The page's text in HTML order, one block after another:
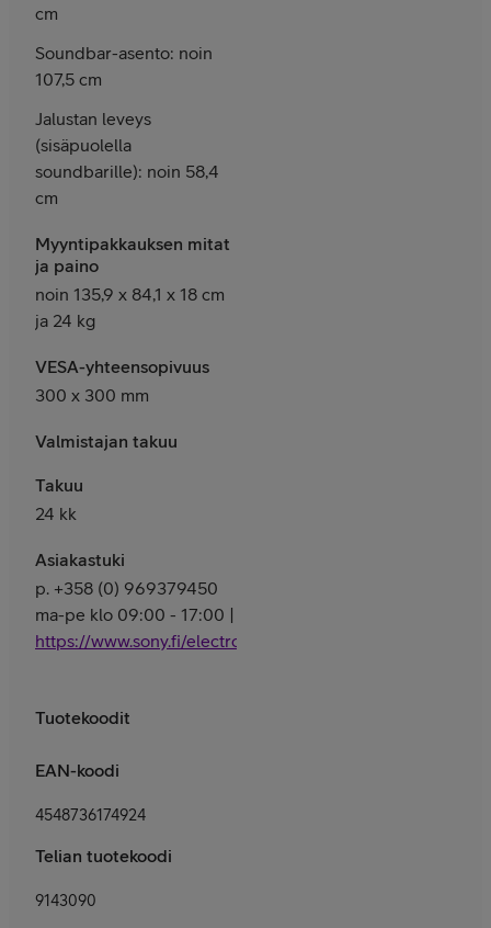
cm
Soundbar-asento: noin
107,5 cm
Jalustan leveys
(sisäpuolella
soundbarille): noin 58,4
cm
Myyntipakkauksen mitat
ja paino
noin 135,9 x 84,1 x 18 cm
ja 24 kg
VESA-yhteensopivuus
300 x 300 mm
Valmistajan takuu
Takuu
24 kk
Asiakastuki
p. +358 (0) 969379450
ma-pe klo 09:00 - 17:00 |
https://www.sony.fi/electronics/support
Tuotekoodit
EAN-koodi
4548736174924
Telian tuotekoodi
9143090